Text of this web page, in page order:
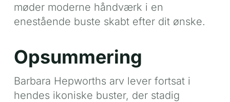
møder moderne håndværk i en
enestående buste skabt efter dit ønske.
Opsummering
Barbara Hepworths arv lever fortsat i
hendes ikoniske buster, der stadig